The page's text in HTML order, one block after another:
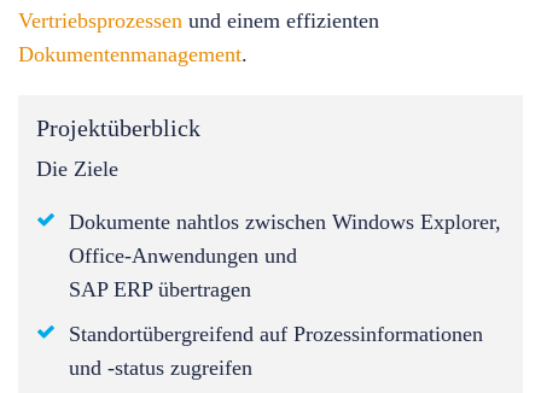
Vertriebsprozessen und einem effizienten
Dokumentenmanagement.
Projektüberblick
Die Ziele
Dokumente nahtlos zwischen Windows Explorer,
Office-Anwendungen und
SAP ERP übertragen
Standortübergreifend auf Prozessinformationen
und -status zugreifen